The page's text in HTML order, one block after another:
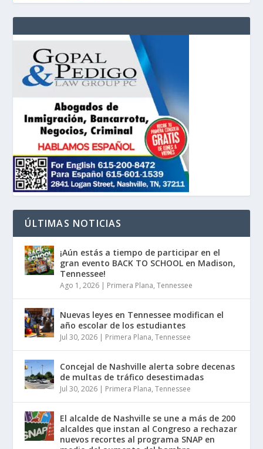
ÚLTIMAS NOTICIAS
¡Aún estás a tiempo de participar en el
gran evento BACK TO SCHOOL en Madison,
Tennessee!
Ago 1, 2026 | Primera Plana,Tennessee
Nuevas leyes en Tennessee modifican el
año escolar de los estudiantes
Jul 30, 2026 | Primera Plana,Tennessee
Concejal de Nashville alerta sobre decenas
de multas de tráfico desestimadas
Jul 30, 2026 | Primera Plana,Tennessee
El alcalde de Nashville se une a más de 200
alcaldes que instan al Congreso a rechazar
nuevos recortes al programa SNAP en